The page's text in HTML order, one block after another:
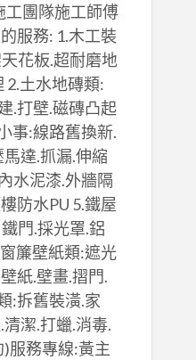
工團隊施工師傅
服務: 1.木工裝
花板.超耐磨地
2.土水地磚類:
.打壁.磁磚凸起
事:線路舊換新.
達.抓漏.伸縮
水泥漆.外牆隔
防水PU 5.鐵屋
門.採光罩.鋁
簾壁紙類:遮光
紙.壁畫.摺門.
:拆舊裝潢.家
潔.打蠟.消毒.
服務專線:黃主